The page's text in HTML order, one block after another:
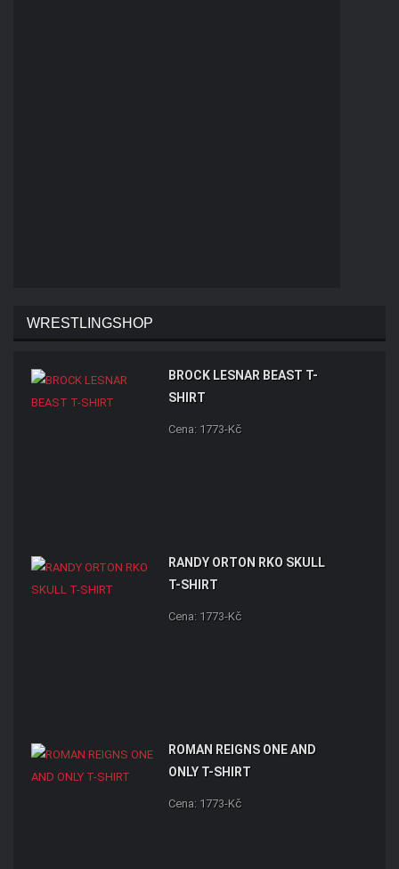
WRESTLINGSHOP
BROCK LESNAR BEAST T-
SHIRT
Cena: 1773-Kč
RANDY ORTON RKO SKULL
T-SHIRT
Cena: 1773-Kč
ROMAN REIGNS ONE AND
ONLY T-SHIRT
Cena: 1773-Kč